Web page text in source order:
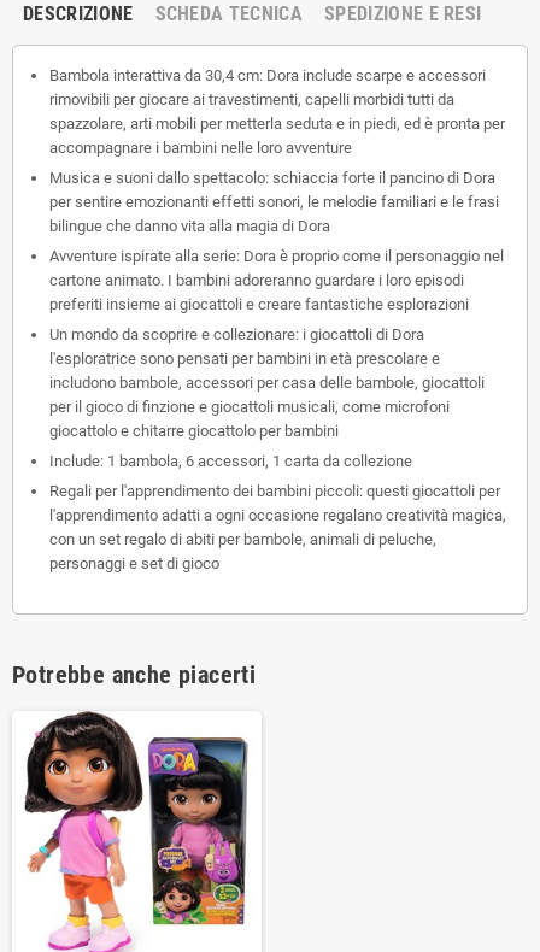
DESCRIZIONE SCHEDA TECNICA SPEDIZIONE E RESI
Bambola interattiva da 30,4 cm: Dora include scarpe e accessori
rimovibili per giocare ai travestimenti, capelli morbidi tutti da
spazzolare, arti mobili per metterla seduta e in piedi, ed è pronta per
accompagnare i bambini nelle loro avventure
Musica e suoni dallo spettacolo: schiaccia forte il pancino di Dora
per sentire emozionanti effetti sonori, le melodie familiari e le frasi
bilingue che danno vita alla magia di Dora
Avventure ispirate alla serie: Dora è proprio come il personaggio nel
cartone animato. I bambini adoreranno guardare i loro episodi
preferiti insieme ai giocattoli e creare fantastiche esplorazioni
Un mondo da scoprire e collezionare: i giocattoli di Dora
l'esploratrice sono pensati per bambini in età prescolare e
includono bambole, accessori per casa delle bambole, giocattoli
per il gioco di finzione e giocattoli musicali, come microfoni
giocattolo e chitarre giocattolo per bambini
Include: 1 bambola, 6 accessori, 1 carta da collezione
Regali per l'apprendimento dei bambini piccoli: questi giocattoli per
l'apprendimento adatti a ogni occasione regalano creatività magica,
con un set regalo di abiti per bambole, animali di peluche,
personaggi e set di gioco
Potrebbe anche piacerti